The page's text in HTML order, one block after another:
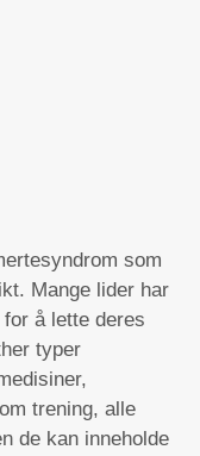
som
Mange lider har
å lette deres
typer
trening, alle
de kan inneholde